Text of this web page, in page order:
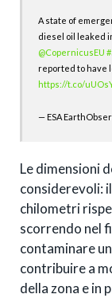
A state of
diesel oil leaked
@CopernicusEU
reported to have
https://t.co/
— ESA
Le dimensioni
considerevoli:
chilometri
scorrendo nel
contaminare
contribuire a
della zona e in